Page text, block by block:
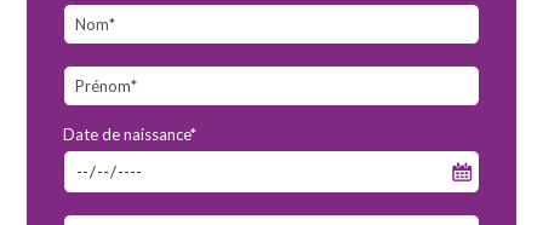
Date de naissance*